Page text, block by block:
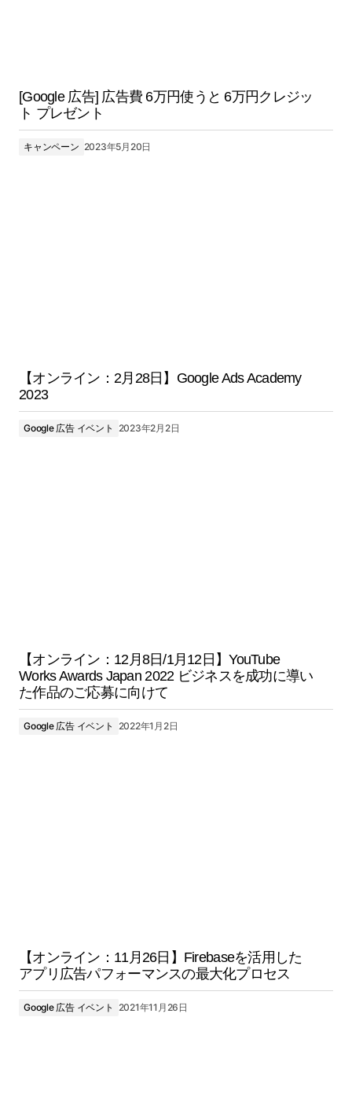
[Google 広告] 広告費 6万円使うと 6万円クレジッ
ト プレゼント
キャンペーン 2023年5月20日
【オンライン：2月28日】Google Ads Academy
2023
Google 広告 イベント 2023年2月2日
【オンライン：12月8日/1月12日】YouTube
Works Awards Japan 2022 ビジネスを成功に導い
た作品のご応募に向けて
Google 広告 イベント 2022年1月2日
【オンライン：11月26日】Firebaseを活用した
アプリ広告パフォーマンスの最大化プロセス
Google 広告 イベント 2021年11月26日